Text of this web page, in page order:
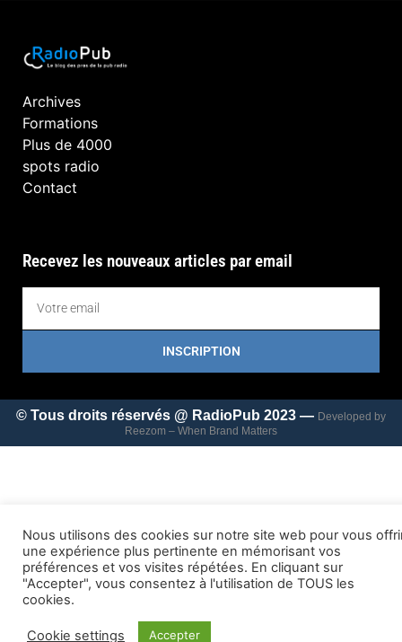
Archives
Formations
Plus de 4000
spots radio
Contact
Recevez les nouveaux articles par email
INSCRIPTION
© Tous droits réservés @ RadioPub 2023 — Developed by
Reezom – When Brand Matters
Nous utilisons des cookies sur notre site web pour vous
une expérience plus pertinente en mémorisant vos
préférences et vos visites répétées. En cliquant sur
"Accepter", vous consentez à l'utilisation de TOUS les
cookies.
Cookie settings Accepter